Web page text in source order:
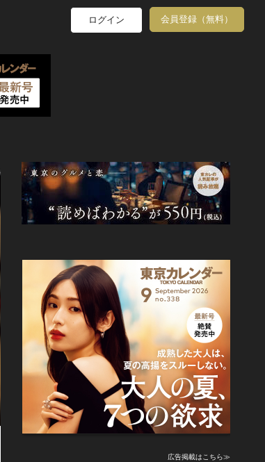
ログイン 会員登録（無料）
広告掲載はこちら≫